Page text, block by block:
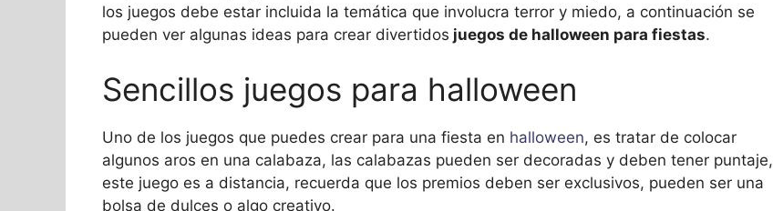
los juegos debe estar incluida la temática que involucra terror y miedo, a continuación se
pueden ver algunas ideas para crear divertidos juegos de halloween para fiestas.
Sencillos juegos para halloween
Uno de los juegos que puedes crear para una fiesta en halloween, es tratar de colocar
algunos aros en una calabaza, las calabazas pueden ser decoradas y deben tener puntaje,
este juego es a distancia, recuerda que los premios deben ser exclusivos, pueden ser una
bolsa de dulces o algo creativo.